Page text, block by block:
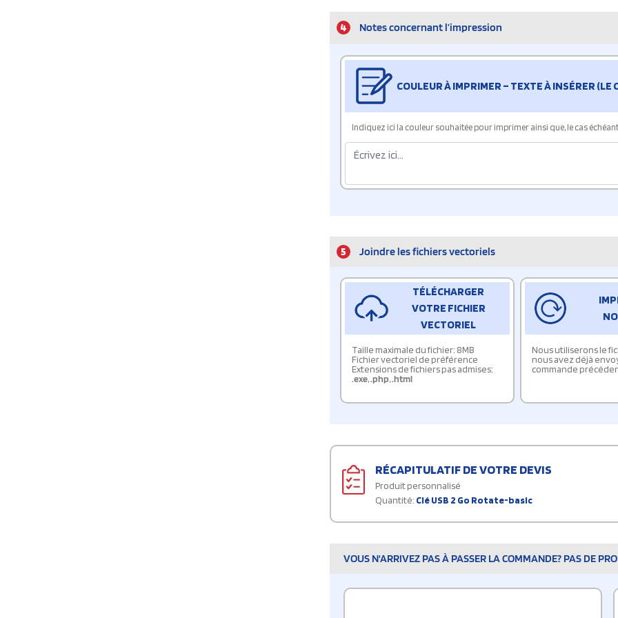
4 Notes concernant l’impression
COULEUR À IMPRIMER – TEXTE À INSÉRER (LE
Indiquez ici la couleur souhaitée pour imprimer ainsi que, le cas
5 Joindre les fichiers vectoriels
TÉLÉCHARGER
VOTRE FICHIER
VECTORIEL
Taille maximale du fichier: 8MB
Fichier vectoriel de préférence
Extensions de fichiers pas admises:
.exe,.php,.html
Nous utiliserons le
nous avez déjà
commande
RÉCAPITULATIF DE VOTRE DEVIS
Produit personnalisé
Quantité: Clé USB 2 Go Rotate-basic
VOUS N'ARRIVEZ PAS À PASSER LA COMMANDE? PAS DE